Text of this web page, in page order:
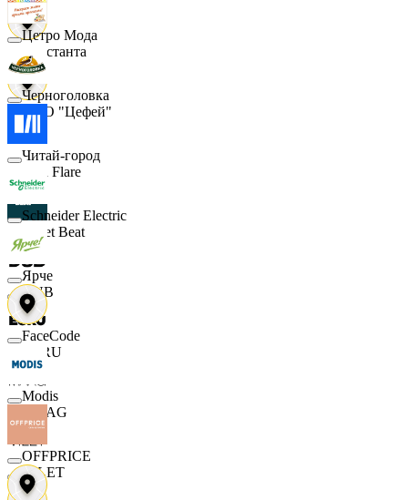
Константа
ООО "Цефей"
Finn Flare
Street Beat
DUB
ECRU
MAAG
VILET
Цетро Мода
Черноголовка
Читай-город
Schneider Electric
Ярче
FaceCode
Modis
OFFPRICE